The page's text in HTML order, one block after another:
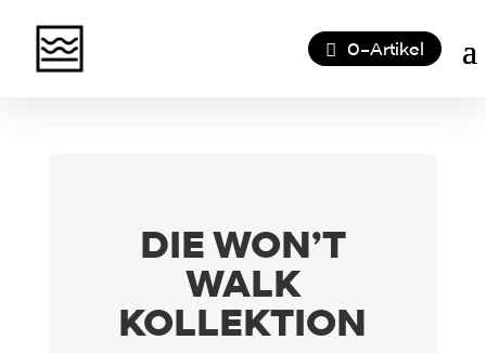
0-Artikel
DIE WON’T
WALK
KOLLEKTION